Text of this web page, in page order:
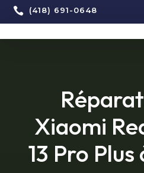
 (418) 691-0648
Xiaomi
13 Pro